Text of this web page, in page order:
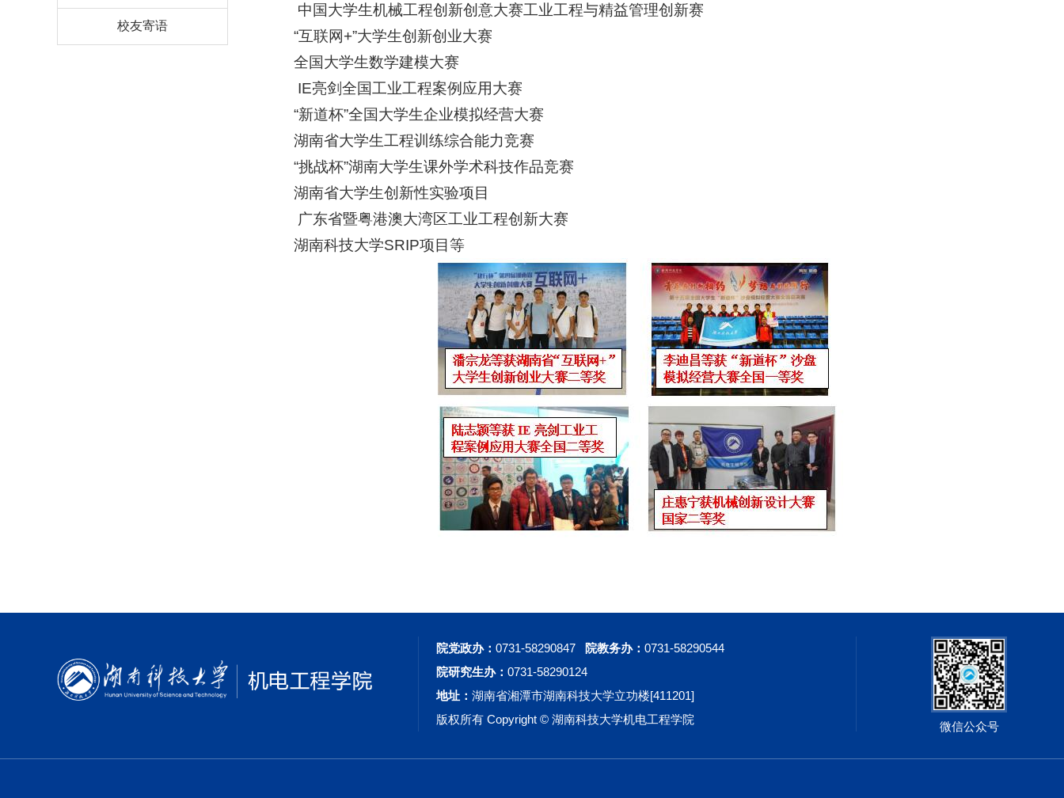
校友寄语
中国大学生机械工程创新创意大赛工业工程与精益管理创新赛
“互联网+”大学生创新创业大赛
全国大学生数学建模大赛
IE亮剑全国工业工程案例应用大赛
“新道杯”全国大学生企业模拟经营大赛
湖南省大学生工程训练综合能力竞赛
“挑战杯”湖南大学生课外学术科技作品竞赛
湖南省大学生创新性实验项目
广东省暨粤港澳大湾区工业工程创新大赛
湖南科技大学SRIP项目等
院党政办：0731-58290847 院教务办：0731-58290544
院研究生办：0731-58290124
地址：湖南省湘潭市湖南科技大学立功楼[411201]
版权所有 Copyright © 湖南科技大学机电工程学院
微信公众号